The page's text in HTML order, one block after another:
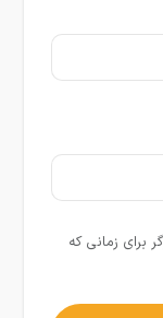
برای زمانی که